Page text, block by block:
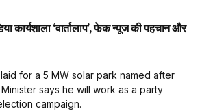
कार्यशाला ‘वार्तालाप’, फेक न्यूज की पहचान और